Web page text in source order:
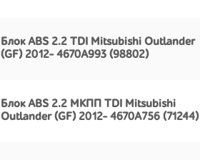
Блок ABS 2.2 TDI Mitsubishi Outlander
(GF) 2012- 4670A993 (98802)
Блок ABS 2.2 МКПП TDI Mitsubishi
Outlander (GF) 2012- 4670A756 (71244)